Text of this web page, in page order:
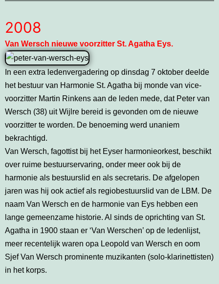
2008
Van Wersch nieuwe voorzitter St. Agatha Eys.
In een extra ledenvergadering op dinsdag 7 oktober deelde
het bestuur van Harmonie St. Agatha bij monde van vice-
voorzitter Martin Rinkens aan de leden mede, dat Peter van
Wersch (38) uit Wijlre bereid is gevonden om de nieuwe
voorzitter te worden. De benoeming werd unaniem
bekrachtigd.
Van Wersch, fagottist bij het Eyser harmonieorkest, beschikt
over ruime bestuurservaring, onder meer ook bij de
harmonie als bestuurslid en als secretaris. De afgelopen
jaren was hij ook actief als regiobestuurslid van de LBM. De
naam Van Wersch en de harmonie van Eys hebben een
lange gemeenzame historie. Al sinds de oprichting van St.
Agatha in 1900 staan er ‘Van Werschen’ op de ledenlijst,
meer recentelijk waren opa Leopold van Wersch en oom
Sjef Van Wersch prominente muzikanten (solo-klarinettisten)
in het korps.